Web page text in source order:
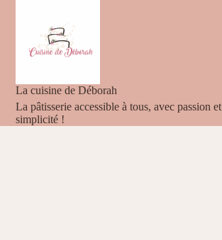
La cuisine de Déborah
La pâtisserie accessible à tous, avec passion et
simplicité !